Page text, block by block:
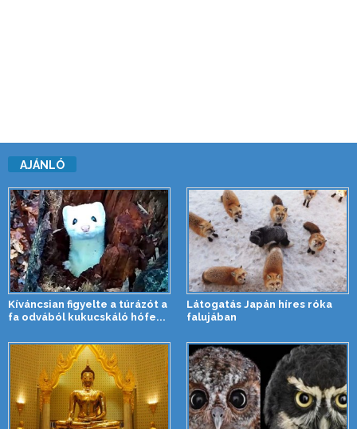
AJÁNLÓ
Kíváncsian figyelte a túrázót a
fa odvából kukucskáló hófe...
Látogatás Japán híres róka
falujában